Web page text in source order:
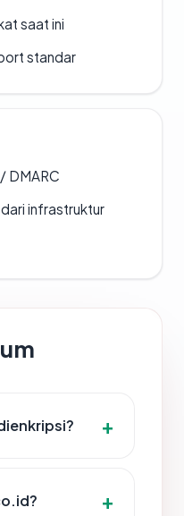
saat ini
standar
DMARC
infrastruktur